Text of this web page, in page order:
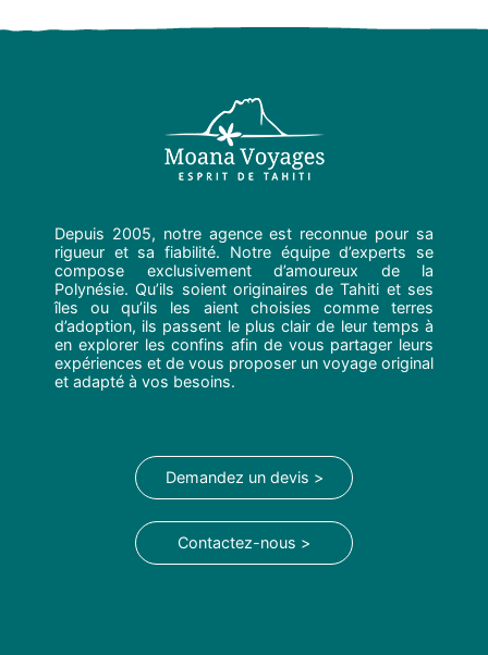
Depuis 2005, notre agence est reconnue pour sa
rigueur et sa fiabilité. Notre équipe d’experts se
compose exclusivement d’amoureux de la
Polynésie. Qu’ils soient originaires de Tahiti et ses
îles ou qu’ils les aient choisies comme terres
d’adoption, ils passent le plus clair de leur temps à
en explorer les confins afin de vous partager leurs
expériences et de vous proposer un voyage original
et adapté à vos besoins.
Demandez un devis >
Contactez-nous >